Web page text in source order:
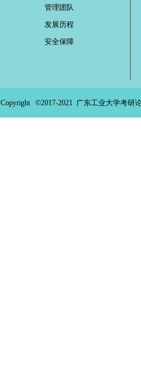
管理团队
发展历程
安全保障
Copyright ©2017-2021 广东工业大学考研